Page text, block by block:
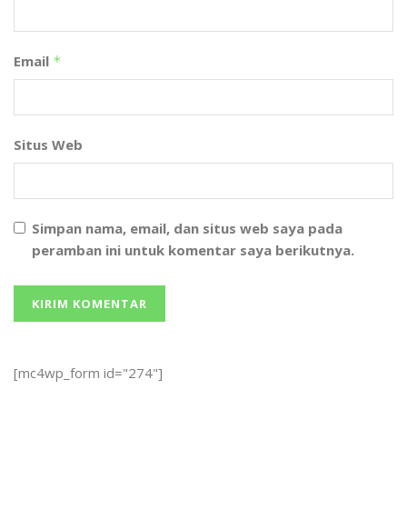
Email *
Situs Web
Simpan nama, email, dan situs web saya pada
peramban ini untuk komentar saya berikutnya.
[mc4wp_form id="274"]